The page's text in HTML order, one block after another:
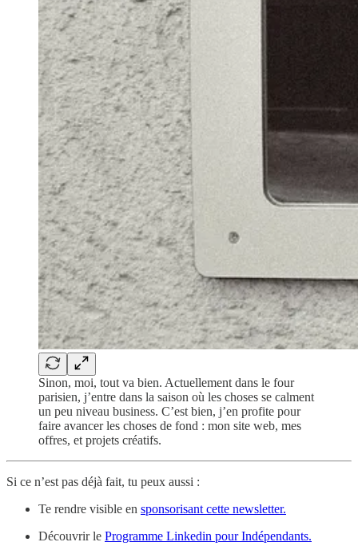
Sinon, moi, tout va bien. Actuellement dans le four
parisien, j’entre dans la saison où les choses se calment
un peu niveau business. C’est bien, j’en profite pour
faire avancer les choses de fond : mon site web, mes
offres, et projets créatifs.
Si ce n’est pas déjà fait, tu peux aussi :
Te rendre visible en sponsorisant cette newsletter.
Découvrir le Programme Linkedin pour Indépendants.